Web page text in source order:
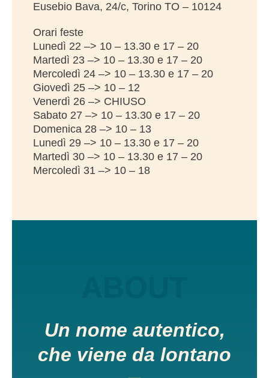
Eusebio Bava, 24/c, Torino TO – 10124
Orari feste
Lunedì 22 –> 10 – 13.30 e 17 – 20
Martedì 23 –> 10 – 13.30 e 17 – 20
Mercoledì 24 –> 10 – 13.30 e 17 – 20
Giovedì 25 –> 10 – 12
Venerdì 26 –> CHIUSO
Sabato 27 –> 10 – 13.30 e 17 – 20
Domenica 28 –> 10 – 13
Lunedì 29 –> 10 – 13.30 e 17 – 20
Martedì 30 –> 10 – 13.30 e 17 – 20
Mercoledì 31 –> 10 – 18
Un nome autentico,
che viene da lontano